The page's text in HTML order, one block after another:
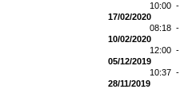
10:00 -
17/02/2020
08:18 -
10/02/2020
12:00 -
05/12/2019
10:37 -
28/11/2019